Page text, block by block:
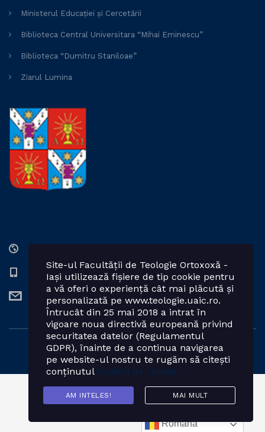
Ministerul Educației și Cercetării
Biblioteca Central Universitara “Mihai Eminescu”
Biblioteca “Dumitru Staniloae”
Ziarul Lumina
0232 201328; 0232 201102 int. 2424, 2423, 2425
teologie.ortodoxa@uaic.ro
Powered by: Facultatea de Teologie Ortodoxă - Iași
Română
Site-ul Facultății de Teologie Ortoxoxă -
Iași utilizează fișiere de tip cookie pentru
a vă oferi o experiență cât mai plăcută și
personalizată pe www.teologie.uaic.ro.
Întrucât din 25 mai 2018 a intrat în
vigoare noua directivă europeană privind
securitatea datelor (Regulamentul
GDPR), înainte de a continua navigarea
pe website-ul nostru te rugăm să citești
conținutul Politicii de Cookie.
AM INTELES! MAI MULT